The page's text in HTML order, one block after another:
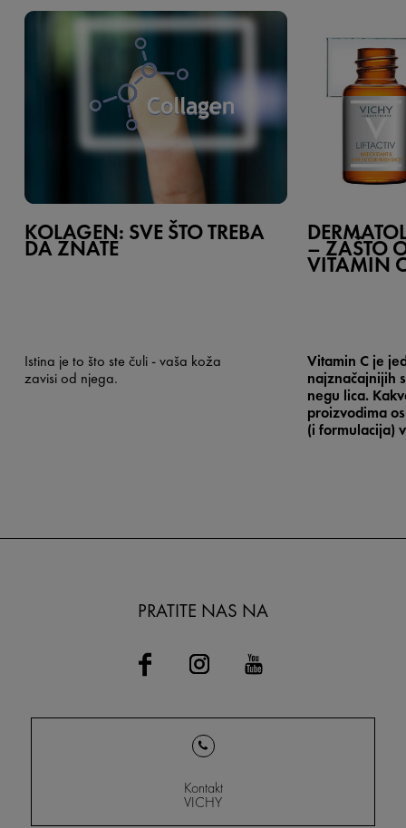
KOLAGEN: SVE ŠTO TREBA
DA ZNATE
Istina je to što ste čuli - vaša koža
zavisi od njega.
– ZAŠTO
VITAMIN
Vitamin C je
najznačajnijih
negu lica.
proizvodima
(i formulacija)
PRATITE NAS NA
Kontakt
VICHY